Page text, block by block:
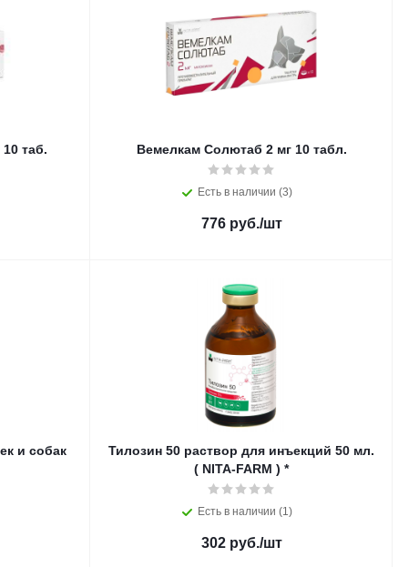
таб. Вемелкам Солютаб 2 мг 10 табл.
Есть в наличии (3)
776руб./шт
и собак
Тилозин 50 раствор для инъекций 50 мл.
( NITA-FARM ) *
Есть в наличии (1)
302руб./шт